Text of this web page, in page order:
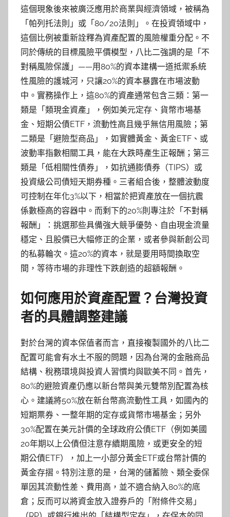
這個現象後來被廣泛應用於商業與經濟領域，被稱為
「帕列托法則」或「80/20法則」。在投資領域中，
這個比例被重新詮釋為資產配置的風險權重分配。不
同於傳統的目標風險平價模型，八比二強調的是「不
對稱風險保護」——用80%的資本建構一道抵禦系統
性風險的護城河，只讓20%的資本暴露在市場波動
中。實務操作上，這80%的資產通常包含三類：第一
類是「類現金資產」，例如美元定存、貨幣市場基
金、短期公債ETF，流動性高且幾乎無信用風險；第
二類是「避險型商品」，如實體黃金、黃金ETF、或
波動率指數相關工具，能在大跌時產生正報酬；第三
類是「低相關性債券」，如抗通膨債券（TIPS）或
投資級公司債短天期券種。三者組合後，整體波動度
可控制在年化3%以下，相當於把資產放在一個抗震
係數極高的容器中。而剩下的20%則專注於「不對稱
報酬」：挑選那些具備強大競爭優勢、自由現金流量
穩定、且股價已大幅修正的企業，或者參與新創公司
的私募輪次。這20%的資本，就是要用時間換取空
間，等待市場的非理性下跌創造的超額報酬。
如何應用於資產配置？台灣投資
者的具體調整建議
對於台灣的資本保值者而言，直接複製國外的八比二
配置可能會有水土不服的問題，因為台灣的金融商品
結構、稅務環境與投資人習慣均與歐美不同。首先，
80%的避險資產仍應以新台幣與美元雙幣別配置為核
心。建議將50%放在新台幣高流動性工具，如國內的
短期票券、一整年期的定存或貨幣市場基金；另外
30%配置在美元計價的全球政府公債ETF（例如美國
20年期以上公債但注意存續期風險，或更安全的短
期公債ETF），加上一小部分黃金ETF或台幣計價的
黃金存摺。特別注意的是，台灣的儲蓄險、類全委保
單因其流動性差、費用高，並不適合納入80%的底
倉；反而可以將資金放入證券戶的「附條件交易」